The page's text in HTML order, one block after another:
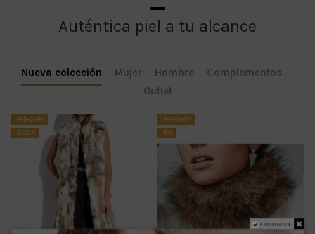
Auténtica piel a tu alcance
Nueva colección Mujer Hombre
Complementos
Outlet
¡Rebajado!
-51,00 €
¡Rebajado!
-10%
No mostrar más